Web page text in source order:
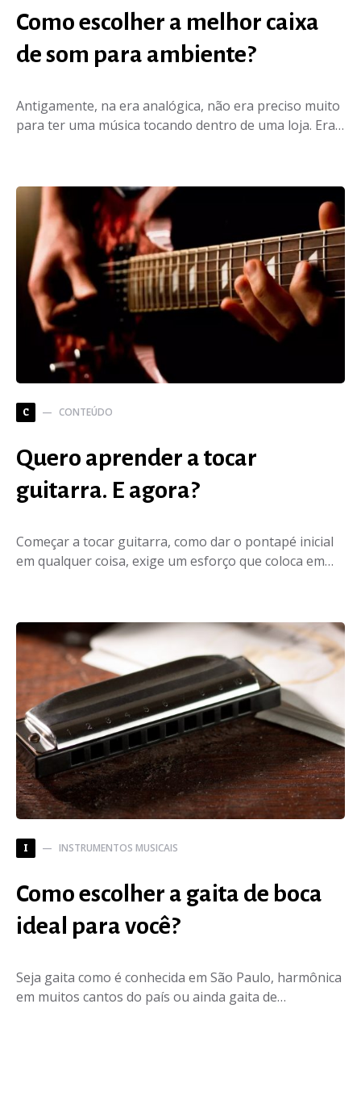
Como escolher a melhor caixa
de som para ambiente?
Antigamente, na era analógica, não era preciso muito
para ter uma música tocando dentro de uma loja. Era…
C CONTEÚDO
Quero aprender a tocar
guitarra. E agora?
Começar a tocar guitarra, como dar o pontapé inicial
em qualquer coisa, exige um esforço que coloca em…
I INSTRUMENTOS MUSICAIS
Como escolher a gaita de boca
ideal para você?
Seja gaita como é conhecida em São Paulo, harmônica
em muitos cantos do país ou ainda gaita de…